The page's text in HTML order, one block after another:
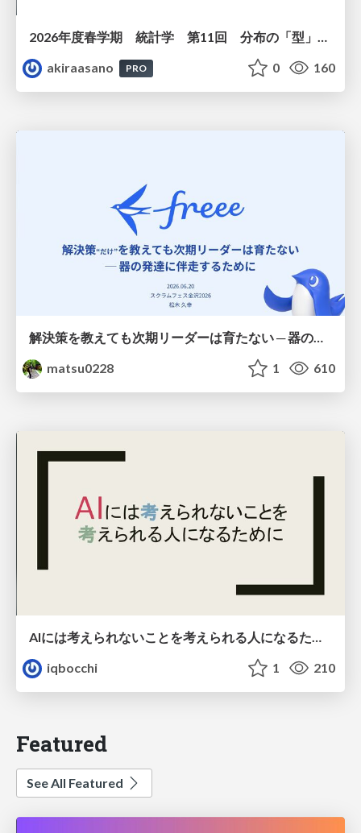
2026年度春学期 統計学 第11回 分布の「型」を考える － 確率分布モデルと正規分布 (2026. 6. 11)
akiraasano
PRO 0 160
matsu0228
1 610
AIには考えられないことを考えられる人になるために
iqbocchi
1 210
Featured
See All Featured